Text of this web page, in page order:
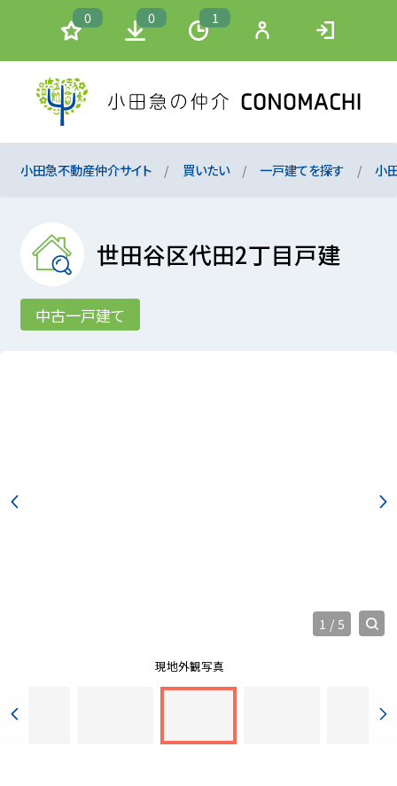
0 0 1
小田急不動産仲介サイト 買いたい 一戸建てを探す 小
世田谷区代田2丁目戸建
中古一戸建て
現地外観写真
1 /5